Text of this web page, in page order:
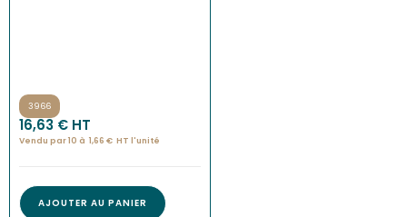
3966
16,63 € HT
Vendu par 10 à 1,66 € HT l'unité
AJOUTER AU PANIER